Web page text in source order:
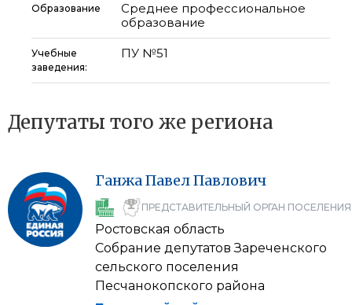
Образование
Среднее профессиональное
образование
Учебные
заведения:
ПУ №51
Депутаты того же региона
ГанжаПавелПавлович
ПРЕДСТАВИТЕЛЬНЫЙ ОРГАН ПОСЕЛЕНИЯ
Ростовская область
Собрание депутатов Зареченского
сельского поселения
Песчанокопского района